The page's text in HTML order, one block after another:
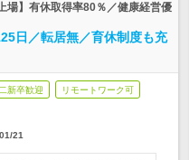
場】有休取得率80％／健康経営優
日／転居無／育休制度も充
新卒歓迎 リモートワーク可
21